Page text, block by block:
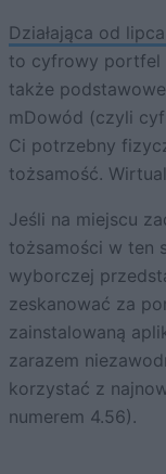
Działająca od
to cyfrowy portfel
także
mDowód (czyli
Ci potrzebny
tożsamość.
Jeśli na miejscu
tożsamości w ten
wyborczej
zeskanować za
zainstalowaną
zarazem
korzystać z
numerem 4.56).